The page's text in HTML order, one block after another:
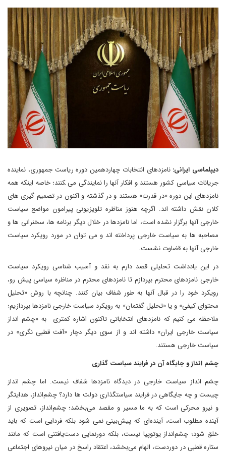
دیپلماسی ایرانی:نامزدهای انتخابات چهاردهمین دوره ریاست جمهوری، نماینده
جریانات سیاسی کشور هستند و افکار آنها را نمایندگی می ‍کنند؛ خاصه اینکه همه
نامزدهای این دوره «در قدرت» هستند و در گذشته و اکنون در تصمیم گیری های
کلان نقش داشته اند. اگرچه هنوز مناظره تلویزیونی پیرامون مواضع سیاست
خارجی آنها برگزار نشده است، اما نامزدها در خلال دیگر برنامه ها، سخنرانی ها و
مصاحبه ها به سیاست خارجی پرداخته اند و می توان در مورد رویکرد سیاست
خارجی آنها به قضاوت نشست.
در این یادداشت تحلیلی قصد دارم به نقد و آسیب شناسی رویکرد سیاست
خارجی نامزدهای محترم بپردازم تا نامزدهای محترم در مناظره سیاسی پیش رو،
رویکرد خود را در قبال آنها به طور شفاف بیان کنند. چنانچه با روش «تحلیل
محتوای کیفی» و یا «تحلیل گفتمان» به رویکرد سیاست خارجی نامزدها بپردازیم؛
ملاحظه می کنیم که نامزدهای انتخاباتی تاکنون اشاره کمتری به «چشم انداز
سیاست خارجی ایران» داشته اند و از سوی دیگر دچار «آفت قطبی نگری» در
سیاست خارجی هستند.
چشم انداز و جایگاه آن در فرایند سیاست گذاری
چشم انداز سیاست خارجی در دیدگاه نامزدها شفاف نیست. اما چشم انداز
چیست و چه جایگاهی در فرایند سیاستگذاری دولت ها دارد؟ چشم‌انداز، هدایتگر
و نیرو محرکی است که به ما مسیر و مقصد می‌بخشد؛ چشم‌انداز، تصویری از
آینده مطلوب است، آینده‌ای که پیش‌بینی نمی شود بلکه فردایی است که باید
خلق شود؛ چشم‌انداز یوتوپیا نیست، بلکه دورنمایی دست‌یافتنی است که مانند
ستاره قطبی در دوردست، الهام می‌بخشد، اعتقاد راسخ در میان نیروهای اجتماعی